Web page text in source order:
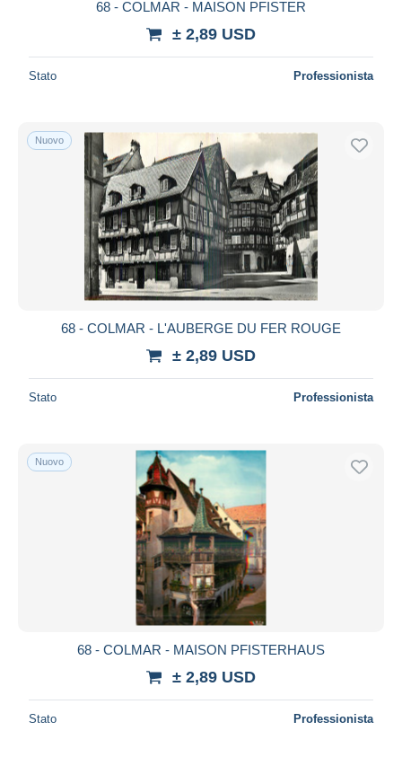
68 - COLMAR - MAISON PFISTER
± 2,89 USD
Stato Professionista
Nuovo
68 - COLMAR - L'AUBERGE DU FER ROUGE
± 2,89 USD
Stato Professionista
Nuovo
68 - COLMAR - MAISON PFISTERHAUS
± 2,89 USD
Stato Professionista